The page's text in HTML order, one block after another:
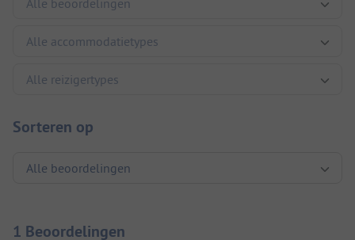
Sorteren op
1 Beoordelingen